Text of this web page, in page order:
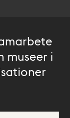
museer i